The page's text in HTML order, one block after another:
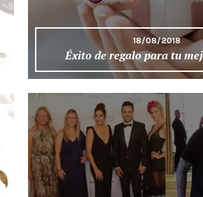
18/08/2018
Éxito de regalo para tu